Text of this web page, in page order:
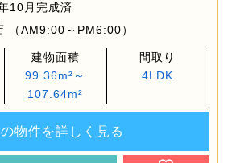
10月完成済
（AM9:00～PM6:00）
建物面積
99.36m²～
107.64m²
間取り
4LDK
物件を詳しく見る